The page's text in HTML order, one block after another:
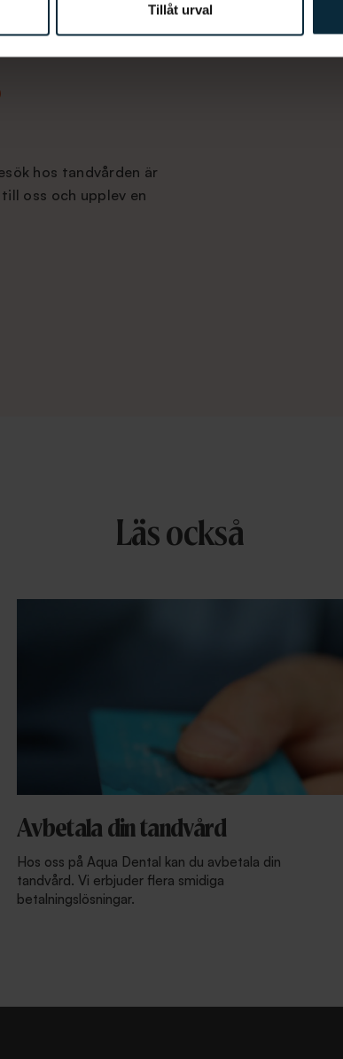
Tillåt urval
hos tandvården är
oss och upplev en
Läs också
Avbetala din tandvård
Hos oss på Aqua Dental kan du avbetala din
tandvård. Vi erbjuder flera smidiga
betalningslösningar.